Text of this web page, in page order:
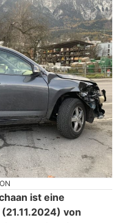
ist eine
von